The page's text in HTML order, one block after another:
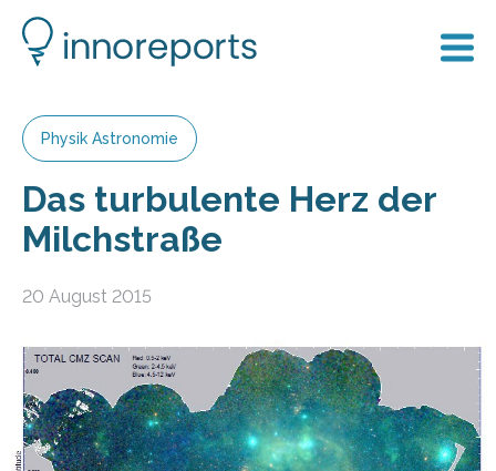
Physik Astronomie
Das turbulente Herz der
Milchstraße
20 August 2015